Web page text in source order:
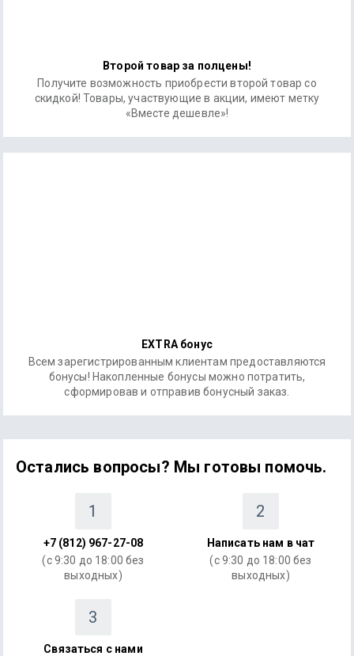
Второй товар за полцены!
Получите возможность приобрести второй товар со
скидкой! Товары, участвующие в акции, имеют метку
«Вместе дешевле»!
EXTRA бонус
Всем зарегистрированным клиентам предоставляются
бонусы! Накопленные бонусы можно потратить,
сформировав и отправив бонусный заказ.
Остались вопросы? Мы готовы помочь.
1
+7 (812) 967-27-08
(с 9:30 до 18:00 без
выходных)
2
Написать нам в чат
(с 9:30 до 18:00 без
выходных)
3
Связаться с нами